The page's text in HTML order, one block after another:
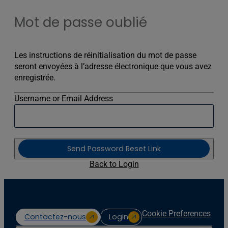
Mot de passe oublié
Les instructions de réinitialisation du mot de passe
seront envoyées à l’adresse électronique que vous avez
enregistrée.
Username or Email Address
Send Password Reset Link
Back to Login
Contactez-nous Login Cookie Preferences